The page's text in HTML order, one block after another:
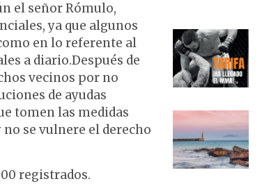
el señor Rómulo,
ya que algunos
en lo referente al
a diario.Después de
vecinos por no
de ayudas
tomen las medidas
se vulnere el derecho
registrados.